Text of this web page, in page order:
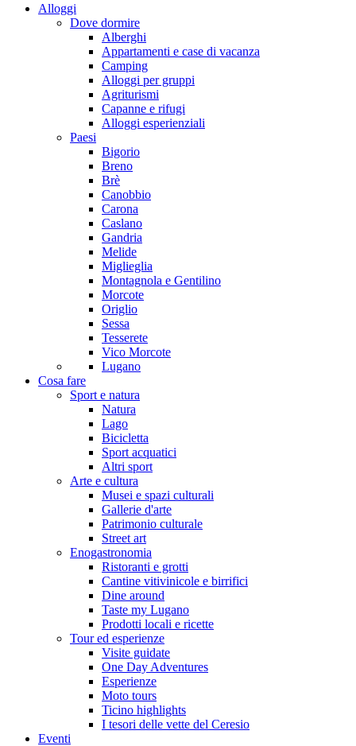
Alloggi
Dove dormire
Alberghi
Appartamenti e case di vacanza
Camping
Alloggi per gruppi
Agriturismi
Capanne e rifugi
Alloggi esperienziali
Paesi
Bigorio
Breno
Brè
Canobbio
Carona
Caslano
Gandria
Melide
Miglieglia
Montagnola e Gentilino
Morcote
Origlio
Sessa
Tesserete
Vico Morcote
Lugano
Cosa fare
Sport e natura
Natura
Lago
Bicicletta
Sport acquatici
Altri sport
Arte e cultura
Musei e spazi culturali
Gallerie d'arte
Patrimonio culturale
Street art
Enogastronomia
Ristoranti e grotti
Cantine vitivinicole e birrifici
Dine around
Taste my Lugano
Prodotti locali e ricette
Tour ed esperienze
Visite guidate
One Day Adventures
Esperienze
Moto tours
Ticino highlights
I tesori delle vette del Ceresio
Eventi